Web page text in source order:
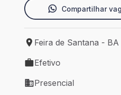
Compartilhar
Local de trabalho: Feira
Feira de Santana - BA
Tipo de vaga: Efetivo
Efetivo
Modelo de trabalho:
Presencial